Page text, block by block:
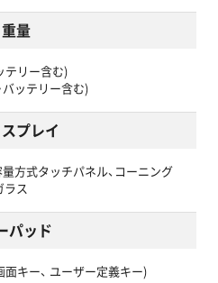
重量
テリー含む)
バッテリー含む)
プレイ
方式タッチパネル、コーニング
ラス
パッド
キー、 ユーザー定義キー)